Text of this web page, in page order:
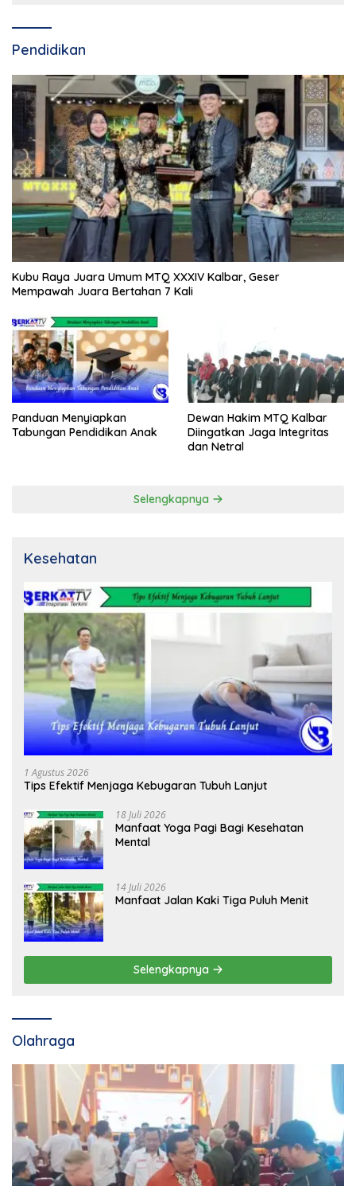
Pendidikan
Kubu Raya Juara Umum MTQ XXXIV Kalbar, Geser
Mempawah Juara Bertahan 7 Kali
Panduan Menyiapkan
Tabungan Pendidikan Anak
Dewan Hakim MTQ Kalbar
Diingatkan Jaga Integritas
dan Netral
Selengkapnya
Kesehatan
1 Agustus 2026
Tips Efektif Menjaga Kebugaran Tubuh Lanjut
18 Juli 2026
Manfaat Yoga Pagi Bagi Kesehatan
Mental
14 Juli 2026
Manfaat Jalan Kaki Tiga Puluh Menit
Selengkapnya
Olahraga